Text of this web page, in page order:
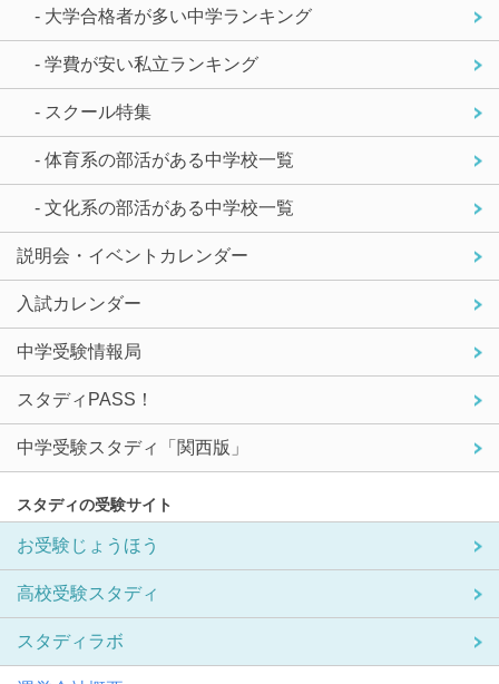
- 大学合格者が多い中学ランキング
- 学費が安い私立ランキング
- スクール特集
- 体育系の部活がある中学校一覧
- 文化系の部活がある中学校一覧
説明会・イベントカレンダー
入試カレンダー
中学受験情報局
スタディPASS！
中学受験スタディ「関西版」
スタディの受験サイト
お受験じょうほう
高校受験スタディ
スタディラボ